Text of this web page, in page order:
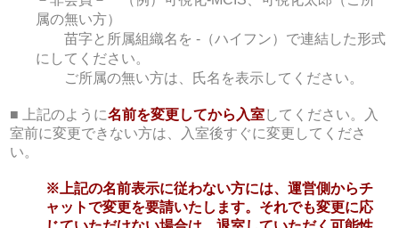
属の無い方）
苗字と所属組織名を -（ハイフン）で連結した形式
にしてください。
ご所属の無い方は、氏名を表示してください。
■ 上記のように名前を変更してから入室してください。入
室前に変更できない方は、入室後すぐに変更してくださ
い。
※上記の名前表示に従わない方には、運営側からチ
ャットで変更を要請いたします。それでも変更に応